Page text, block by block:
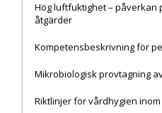
Hög luftfuktighet – påverkan
åtgärder
Kompetensbeskrivning för
Mikrobiologisk provtagning
Riktlinjer för vårdhygien